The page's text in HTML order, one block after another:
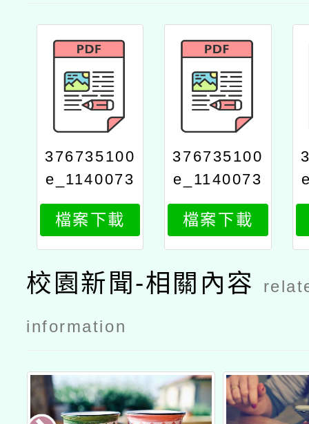
376735100
e_1140073
412_attach
3
檔案下載
376735100
e_1140073
412_attach
2
檔案下載
校園新聞-相關內容
information